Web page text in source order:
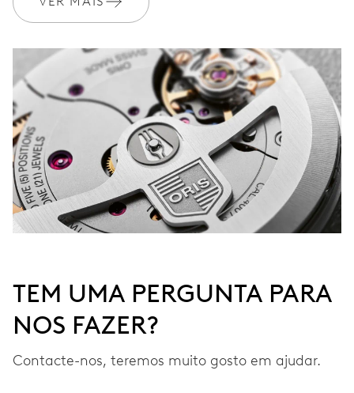
TEM UMA PERGUNTA PARA
NOS FAZER?
Contacte-nos, teremos muito gosto em ajudar.